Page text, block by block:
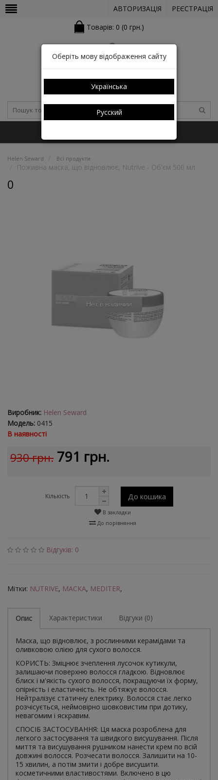
АВТОРИЗАЦІЯ
РЕЄСТРАЦІЯ
Товарів: 0 (0 грн.)
Helen Seward Всі продукти
Поживна маска, що відновлює, Nutrive - Об'єм 500 мл
0
Нет в наличии
Виробник: Helen Seward
Модель: 0415
В наявності
930 грн. 791 грн.
Кількість До кошика
В закладки
До порівняння
Відгуків: 0
Мітки: NUTRIVE, МАСКА, MEDITER,
Опис Характеристики Відгуки (0)
Маска, що відновлює, з рослинними керамідами та
оливковою олією для сухого волосся.
КОРИСТЬ: Зміцнює зчеплення лусочок кутикули,
залишаючи поверхню волосся гладкою. Відновлює
блиск і м'якість сухого волосся, покращуючи їх форму,
опірність і еластичність. Не обтяжує волосся.
Нейтралізує статичну електрику. Волосся стає легко
розчісується, неймовірно шовковистим при дотику,
невагомим і яскравим.
СПОСІБ ЗАСТОСУВАННЯ: Ця маска розроблена для
легкого застосування та швидкого висушування. Після
миття та висушування рушником нанести крем по всій
довжині волосся. Розчесати волосся. Залишити на 10-
15 хвилин, а потім змити і добре висушити.
косметичними властивостями. Включено в цю
Оберіть мову відображення сайту
Українська
Русский